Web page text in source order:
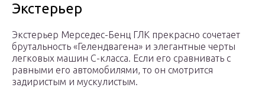
Экстерьер
Экстерьер Мерседес-Бенц ГЛК прекрасно сочетает
брутальность «Гелендвагена» и элегантные черты
легковых машин С-класса. Если его сравнивать с
равными его автомобилями, то он смотрится
задиристым и мускулистым.